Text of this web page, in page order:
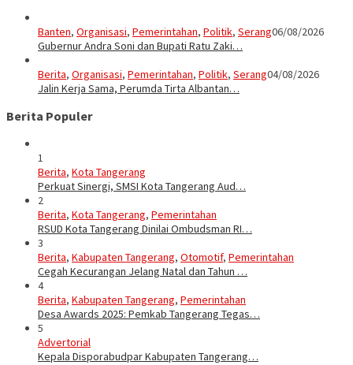
Banten, Organisasi, Pemerintahan, Politik, Serang06/08/2026
Gubernur Andra Soni dan Bupati Ratu Zaki…
Berita, Organisasi, Pemerintahan, Politik, Serang04/08/2026
Jalin Kerja Sama, Perumda Tirta Albantan…
Berita Populer
1
Berita, Kota Tangerang
Perkuat Sinergi, SMSI Kota Tangerang Aud…
2
Berita, Kota Tangerang, Pemerintahan
RSUD Kota Tangerang Dinilai Ombudsman RI…
3
Berita, Kabupaten Tangerang, Otomotif, Pemerintahan
Cegah Kecurangan Jelang Natal dan Tahun …
4
Berita, Kabupaten Tangerang, Pemerintahan
Desa Awards 2025: Pemkab Tangerang Tegas…
5
Advertorial
Kepala Disporabudpar Kabupaten Tangerang…